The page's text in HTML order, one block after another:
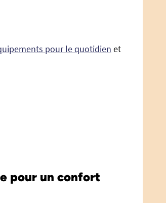
pour le quotidien et
pour un confort